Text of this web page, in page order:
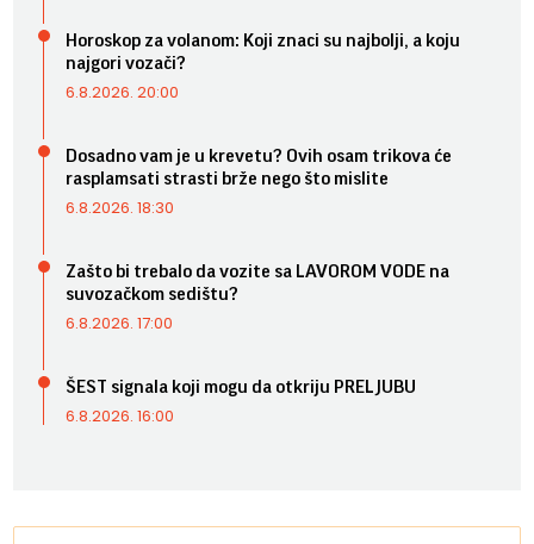
Horoskop za volanom: Koji znaci su najbolji, a koju
najgori vozači?
6.8.2026. 20:00
Dosadno vam je u krevetu? Ovih osam trikova će
rasplamsati strasti brže nego što mislite
6.8.2026. 18:30
Zašto bi trebalo da vozite sa LAVOROM VODE na
suvozačkom sedištu?
6.8.2026. 17:00
ŠEST signala koji mogu da otkriju PRELJUBU
6.8.2026. 16:00